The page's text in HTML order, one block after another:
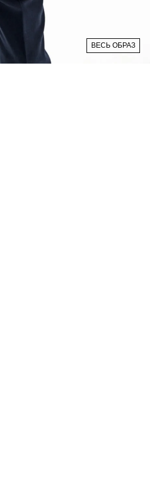
ВЕСЬ ОБРАЗ